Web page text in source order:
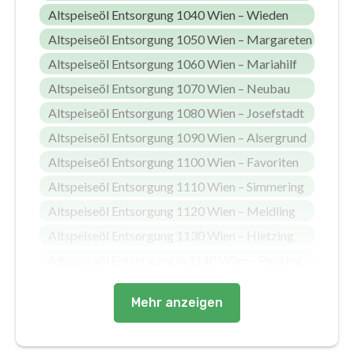
Altspeiseöl Entsorgung 1040 Wien – Wieden
Altspeiseöl Entsorgung 1050 Wien – Margareten
Altspeiseöl Entsorgung 1060 Wien – Mariahilf
Altspeiseöl Entsorgung 1070 Wien – Neubau
Altspeiseöl Entsorgung 1080 Wien – Josefstadt
Altspeiseöl Entsorgung 1090 Wien – Alsergrund
Altspeiseöl Entsorgung 1100 Wien – Favoriten
Altspeiseöl Entsorgung 1110 Wien – Simmering
Altspeiseöl Entsorgung 1120 Wien – Meidling
Altspeiseöl Entsorgung 1130 Wien – Hietzing
Mehr anzeigen